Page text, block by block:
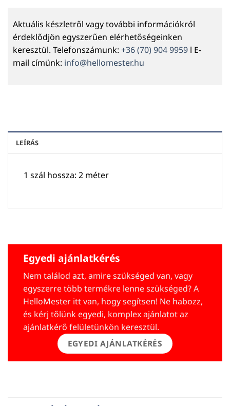
Aktuális készletről vagy további információkról
érdeklődjön egyszerűen elérhetőségeinken
keresztül. Telefonszámunk: +36 (70) 904 9959 l E-
mail címünk: info@hellomester.hu
LEÍRÁS
1 szál hossza: 2 méter
Egyedi ajánlatkérés
Nem találod azt, amire szükséged van, vagy
egyszerre több termékre lenne szükséged? A
HelloMester itt van, hogy segítsen! Ne habozz,
és kérj tőlünk egyedi, komplex ajánlatot az
ajánlatkérő felületünkön keresztül.
EGYEDI AJÁNLATKÉRÉS